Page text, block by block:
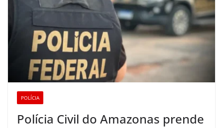
POLÍCIA
Polícia Civil do Amazonas prende